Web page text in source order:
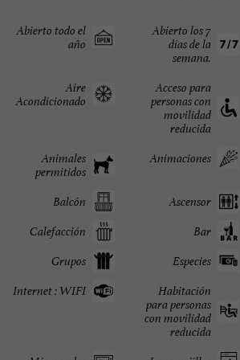
Abierto los 7
días de la
semana.
Abierto todo el
año
Acceso para
personas con
movilidad
reducida
Aire
Acondicionado
Animaciones
Animales
permitidos
Ascensor
Balcón
Bar
Calefacción
Especies
Grupos
Habitación
para personas
con movilidad
reducida
Internet : WIFI